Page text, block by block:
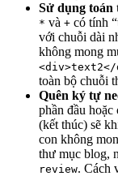
Sử dụng toán
* và + có tính
với chuỗi dài
không mong
toàn bộ chuỗi
Quên ký tự
phần đầu
(kết thúc) sẽ
con không
thư mục blog,
review. Cách